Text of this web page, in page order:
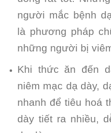
người mắc bệnh
là phương pháp
những người bị
Khi thức ăn đến
niêm mạc dạ dày,
nhanh để tiêu hoá
dày tiết ra nhiều,